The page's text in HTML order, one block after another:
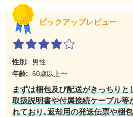
USBストレージ USB端子タイプA
スピーカー 2W
ピックアップレビュー
性別:
男性
年齢: 60歳以上〜
まずは梱包及び配送がきっちりと
取扱説明書や付属接続ケーブル等
れており､返却用の発送伝票や梱